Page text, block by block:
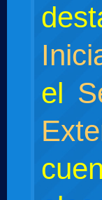
el